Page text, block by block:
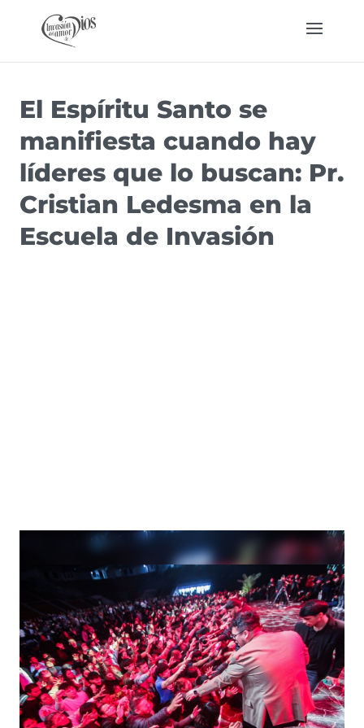
El Espíritu Santo se
manifiesta cuando hay
líderes que lo buscan: Pr.
Cristian Ledesma en la
Escuela de Invasión